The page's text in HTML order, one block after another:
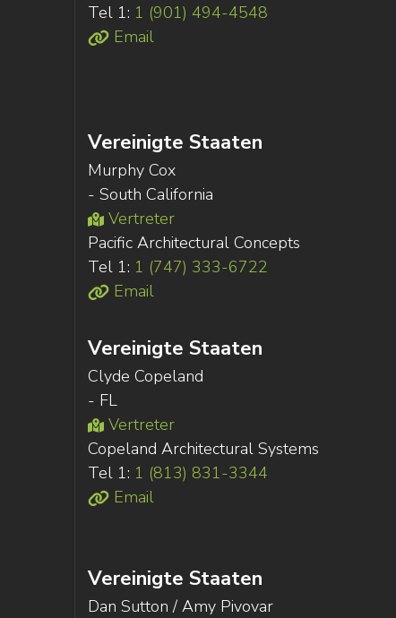
Tel 1: 1 (901) 494-4548
Email
Vereinigte Staaten
Murphy Cox
- South California
Vertreter
Pacific Architectural Concepts
Tel 1: 1 (747) 333-6722
Email
Vereinigte Staaten
Clyde Copeland
- FL
Vertreter
Copeland Architectural Systems
Tel 1: 1 (813) 831-3344
Email
Vereinigte Staaten
Dan Sutton / Amy Pivovar